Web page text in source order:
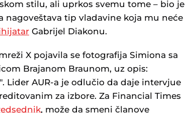
stilu, ali uprkos svemu tome – bio je
nagoveštava tip vladavine koja mu neće
Gabrijel Diakonu.
X pojavila se fotografija Simiona sa
Brajanom Braunom, uz opis:
Lider AUR-a je odlučio da daje intervjue
za izbore. Za Financial Times
, može da smeni članove